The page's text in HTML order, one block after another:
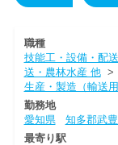
職種
技能工・設備・配
送・農林水産 他>
生産・製造（輸送
勤務地
愛知県
知多郡武
最寄り駅